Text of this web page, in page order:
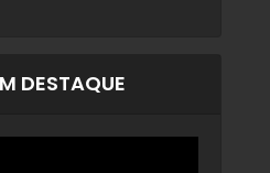
DESTAQUE